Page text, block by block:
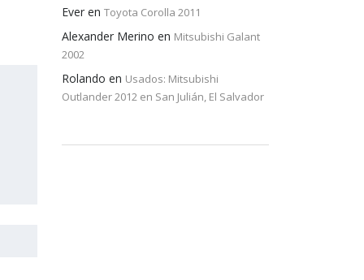
Ever en Toyota Corolla 2011
Alexander Merino en Mitsubishi Galant
2002
Rolando en Usados: Mitsubishi
Outlander 2012 en San Julián, El Salvador